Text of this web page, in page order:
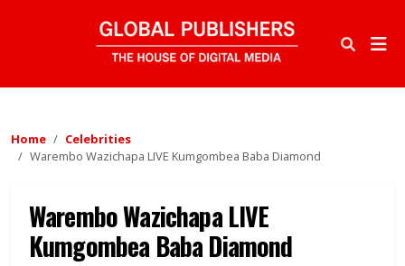
Home
Celebrities
Warembo Wazichapa LIVE Kumgombea Baba Diamond
Warembo Wazichapa LIVE
Kumgombea Baba Diamond